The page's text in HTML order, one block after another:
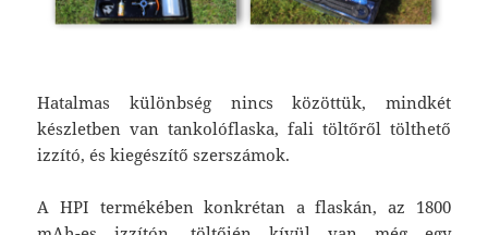
Hatalmas különbség nincs közöttük, mindkét
készletben van tankolóflaska, fali töltőről tölthető
izzító, és kiegészítő szerszámok.
A HPI termékében konkrétan a flaskán, az 1800